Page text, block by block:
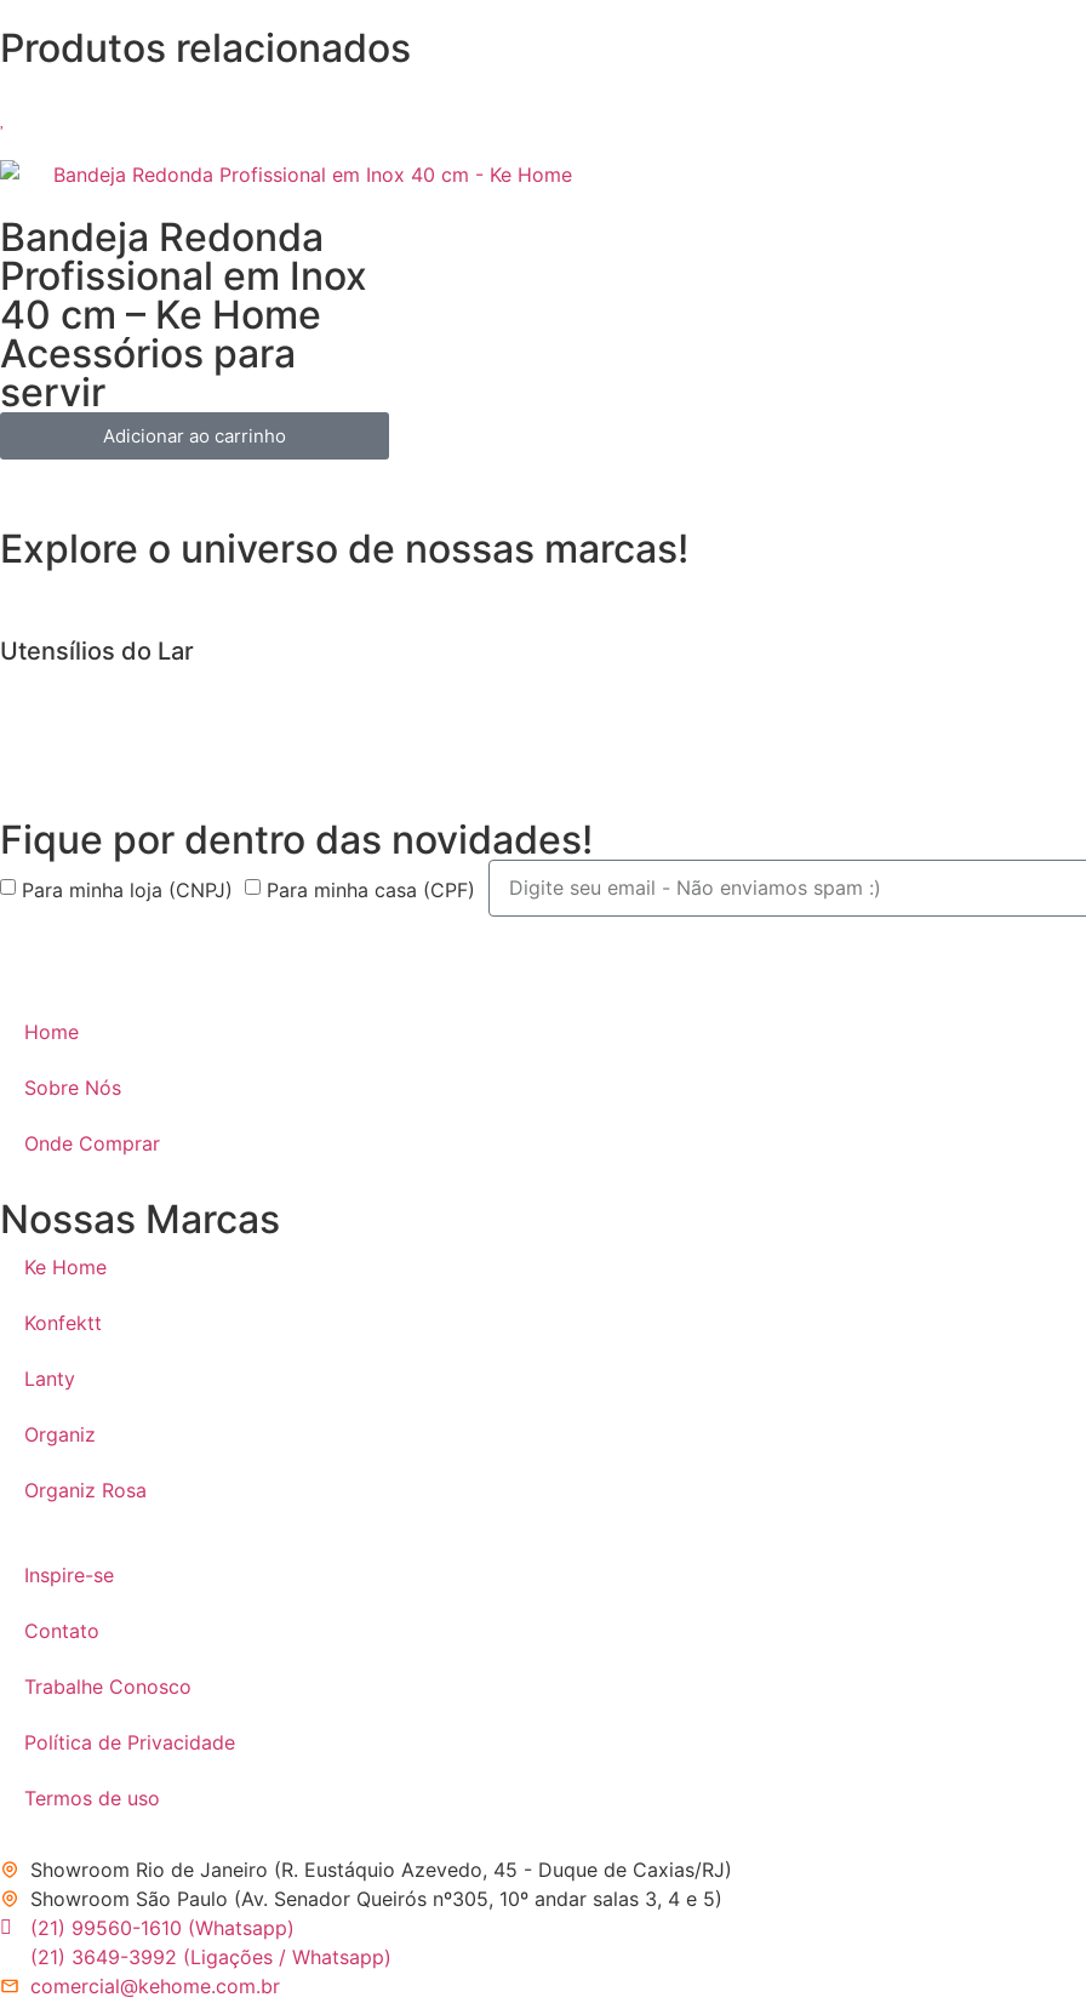
Produtos relacionados
Bandeja Redonda
Profissional em Inox
40 cm – Ke Home
Acessórios para
servir
Adicionar ao carrinho
Explore o universo de nossas marcas!
Utensílios do Lar
Fique por dentro das novidades!
Para minha loja (CNPJ) Para minha casa (CPF)
Home
Sobre Nós
Onde Comprar
Nossas Marcas
Ke Home
Konfektt
Lanty
Organiz
Organiz Rosa
Inspire-se
Contato
Trabalhe Conosco
Política de Privacidade
Termos de uso
Showroom Rio de Janeiro (R. Eustáquio Azevedo, 45 - Duque de Caxias/RJ)
Showroom São Paulo (Av. Senador Queirós nº305, 10º andar salas 3, 4 e 5)
(21) 99560-1610 (Whatsapp)
(21) 3649-3992 (Ligações / Whatsapp)
comercial@kehome.com.br